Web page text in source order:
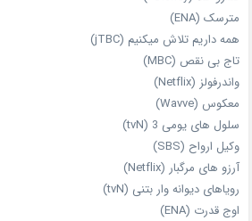
مترسک (ENA)
همه داریم تلاش میکنیم (jTBC)
تاج بی‌ نقص (MBC)
واندرفولز (Netflix)
معکوس (Wavve)
سلول های یومی 3 (tvN)
وکیل ارواح (SBS)
آرزو های مرگبار (Netflix)
رویاهای دیوانه‌ وار بتنی (tvN)
اوج قدرت (ENA)